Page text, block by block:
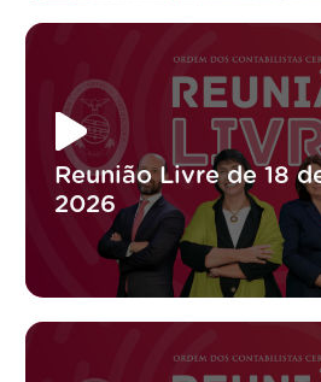
Reunião Livre de 18
2026